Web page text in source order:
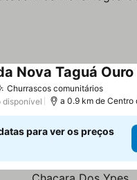
Churrascos comunitáriosVer
Nova Taguá Ouro
disponível a 0.9 km de Centro
para ver os preços